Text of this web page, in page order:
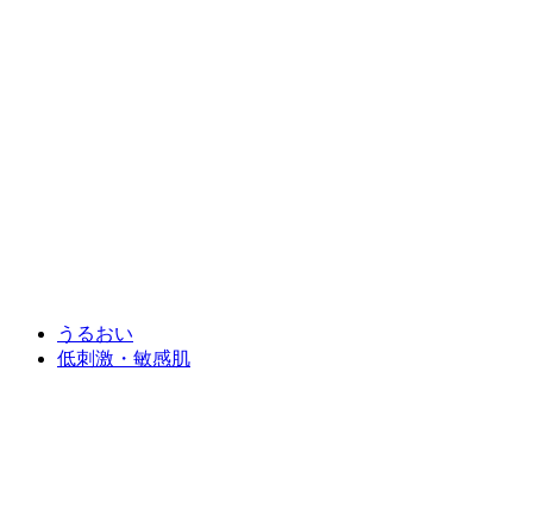
うるおい
低刺激・敏感肌